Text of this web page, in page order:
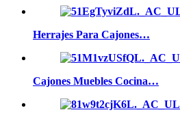
Herrajes Para Cajones…
Cajones Muebles Cocina…